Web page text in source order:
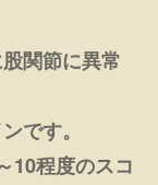
関節に異常
です。
10程度のスコ